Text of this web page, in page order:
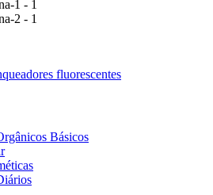
fluorescentes
Básicos